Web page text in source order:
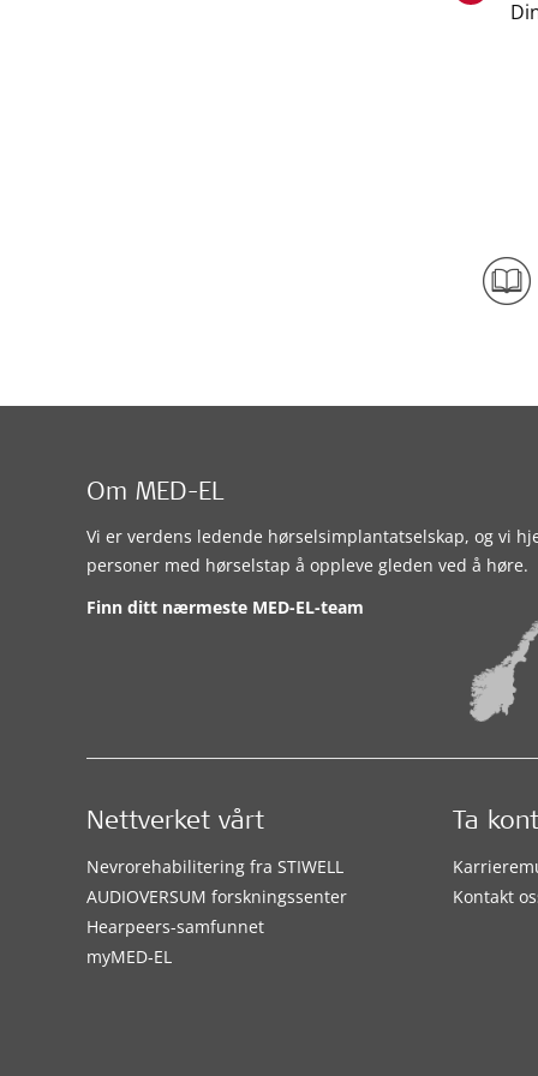
Om MED-EL
Vi er verdens ledende hørselsimplantatselskap, og vi
personer med hørselstap å oppleve gleden ved å høre.
Finn ditt nærmeste MED-EL-team
Nettverket vårt
Nevrorehabilitering fra STIWELL
AUDIOVERSUM forskningssenter
Hearpeers-samfunnet
myMED‑EL
Ta
Kontakt